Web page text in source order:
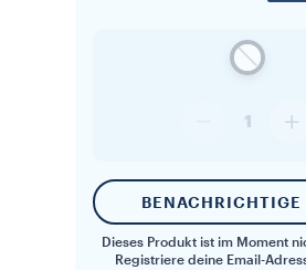
1
BENACHRICHTIGE
Dieses Produkt ist im Moment
Registriere deine Email-